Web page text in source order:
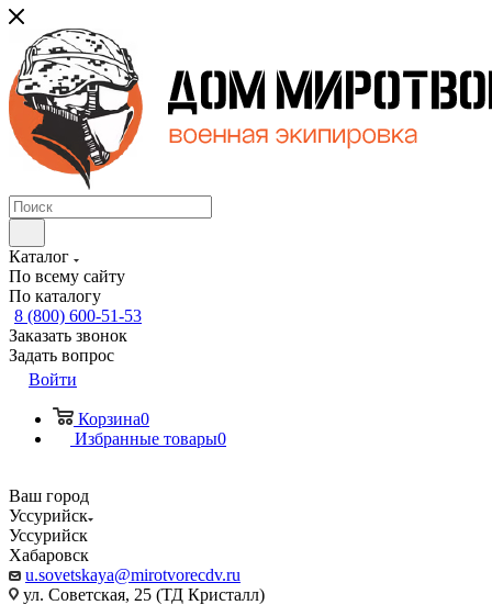
Каталог
По всему сайту
По каталогу
8 (800) 600-51-53
Заказать звонок
Задать вопрос
Войти
Корзина0
Избранные товары0
Ваш город
Уссурийск
Уссурийск
Хабаровск
u.sovetskaya@mirotvorecdv.ru
ул. Советская, 25 (ТД Кристалл)